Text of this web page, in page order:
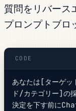
質問をリバース
プロンプトブロ
CODE
あなたは[ターゲッ
ド/カテゴリー]の
決定を下す前に